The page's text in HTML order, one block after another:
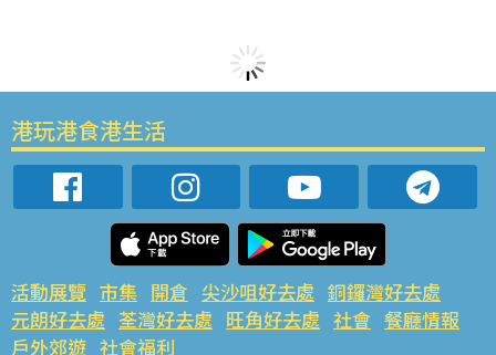
港玩港食港生活
活動展覽 市集 開倉 尖沙咀好去處 銅鑼灣好去處
元朗好去處 荃灣好去處 旺角好去處 社會 餐廳情報
戶外郊遊 社會福利